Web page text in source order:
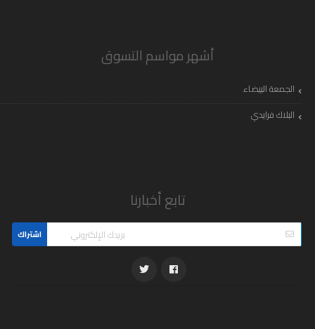
أشهر مواسم التسوق
الجمعة البيضاء
البلاك فرايدي
تابع أخبارنا
اشتراك